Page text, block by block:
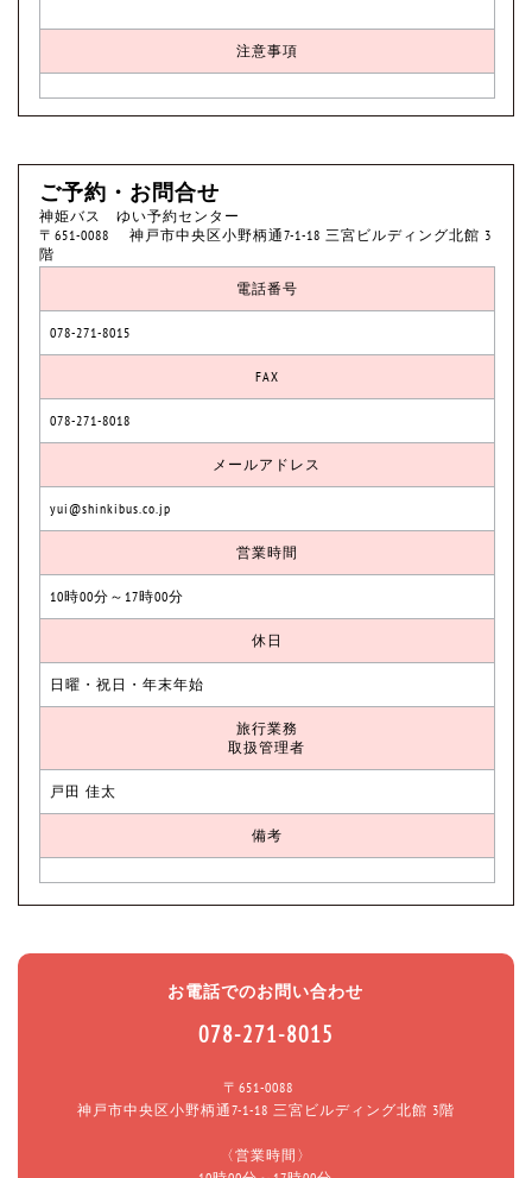
注意事項
ご予約・お問合せ
神姫バス ゆい予約センター
〒651-0088 神戸市中央区小野柄通7-1-18 三宮ビルディング北館 3
階
電話番号
078-271-8015
FAX
078-271-8018
メールアドレス
yui@shinkibus.co.jp
営業時間
10時00分～17時00分
休日
日曜・祝日・年末年始
旅行業務
取扱管理者
戸田 佳太
備考
お電話でのお問い合わせ
078-271-8015
〒651-0088
神戸市中央区小野柄通7-1-18 三宮ビルディング北館 3階
〈営業時間〉